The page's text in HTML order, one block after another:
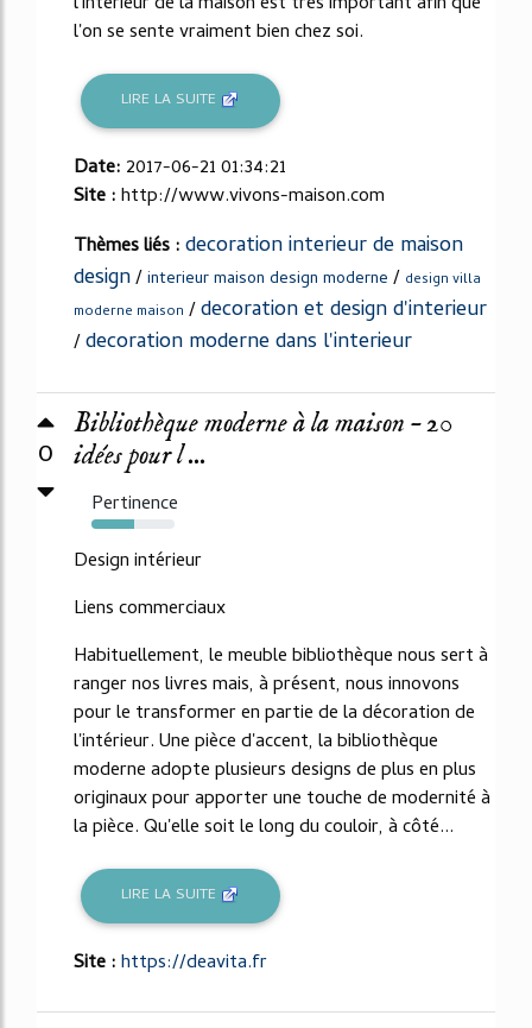
l'on se sente vraiment bien chez soi.
LIRE LA SUITE
Date: 2017-06-21 01:34:21
Site :http://www.vivons-maison.com
Thèmes liés :decoration interieur de maison
design/interieur maison design moderne / design villa
moderne maison /decoration et design d'interieur
/decoration moderne dans l'interieur
0
Bibliothèque moderne à la maison – 20
idées pour l ...
Pertinence
52%
Design intérieur
Liens commerciaux
Habituellement, le meuble bibliothèque nous sert à
ranger nos livres mais, à présent, nous innovons
pour le transformer en partie de la décoration de
l'intérieur. Une pièce d'accent, la bibliothèque
moderne adopte plusieurs designs de plus en plus
originaux pour apporter une touche de modernité à
la pièce. Qu'elle soit le long du couloir, à côté...
LIRE LA SUITE
Site :https://deavita.fr